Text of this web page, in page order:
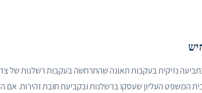
בתביעה נזיקית בעקבות תאונה שהתרחשה בעקבות רשלנות של
המשפט העליון שעסקו ברשלנות ובקביעת חובת זהירות.